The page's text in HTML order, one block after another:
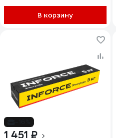
В корзину
1 451 ₽